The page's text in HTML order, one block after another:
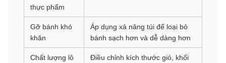
thực phẩm
Gỡ bánh khó
khăn
Áp dụng xả nâng túi để loại bỏ
bánh sạch hơn và dễ dàng hơn
Chất lượng lô
Điều chỉnh kích thước giỏ, khối